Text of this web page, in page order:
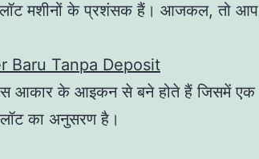
मशीनों के प्रशंसक हैं। आजकल, तो आप
Baru Tanpa Deposit
आकार के आइकन से बने होते हैं जिसमें एक
का अनुसरण है।